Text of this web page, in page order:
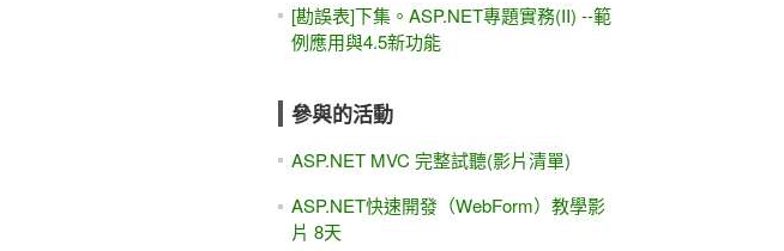
[勘誤表]下集。ASP.NET專題實務(II) --範
例應用與4.5新功能
參與的活動
ASP.NET MVC 完整試聽(影片清單)
ASP.NET快速開發（WebForm）教學影
片 8天